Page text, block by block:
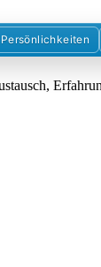
Persönlichkeiten